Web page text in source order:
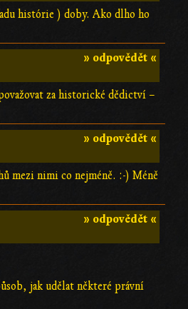
histórie ) doby. Ako dlho ho
» odpovědět «
za historické dědictví –
» odpovědět «
mezi nimi co nejméně. :-) Méně
» odpovědět «
jak udělat některé právní